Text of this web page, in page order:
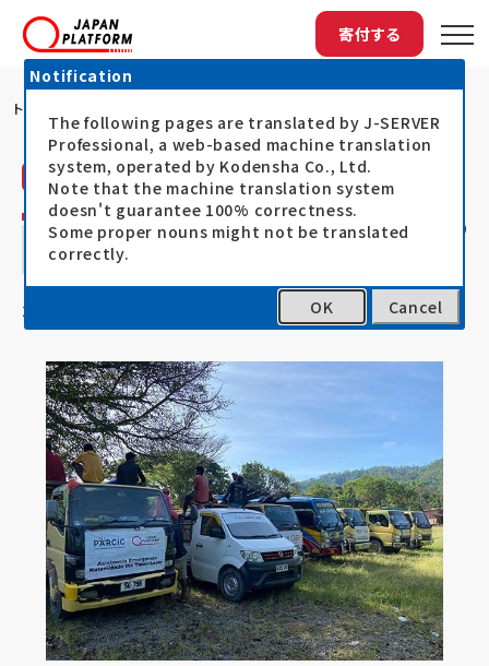
寄付する
トップ
活動レポート パルシック（PARCIC）
マナトゥト県ラクルバール郡の被災世帯への
家屋修繕資材の配布
22.06.30 サイクロン・セロージャ被災者支援
Notification
The following pages are translated by J-SERVER
Professional, a web-based machine translation
system, operated by Kodensha Co., Ltd.
Note that the machine translation system
doesn't guarantee 100% correctness.
Some proper nouns might not be translated
correctly.
OK Cancel